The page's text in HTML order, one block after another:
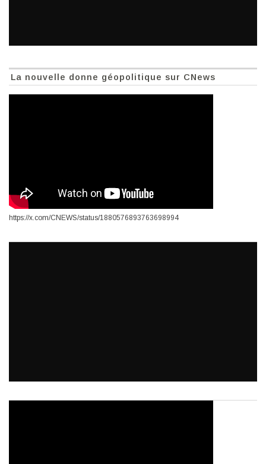
La nouvelle donne géopolitique sur CNews
https://x.com/CNEWS/status/1880576893763698994